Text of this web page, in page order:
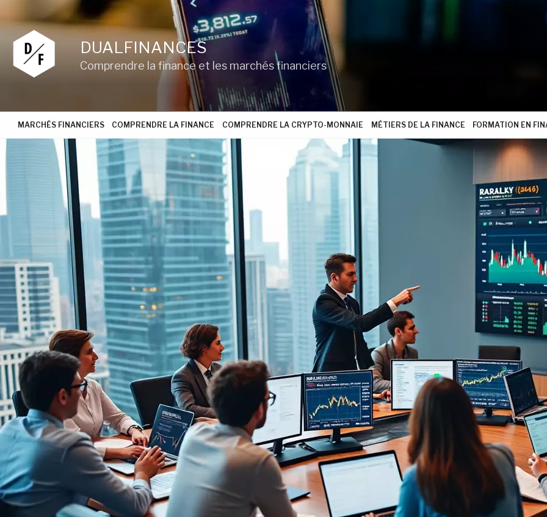
contenu
principal
DUALFINANCES
Comprendre la finance et les marchés financiers
MARCHÉS FINANCIERS COMPRENDRE LA FINANCE COMPRENDRE LA CRYPTO-MONNAIE MÉTIERS DE LA FINANCE FORMATION EN